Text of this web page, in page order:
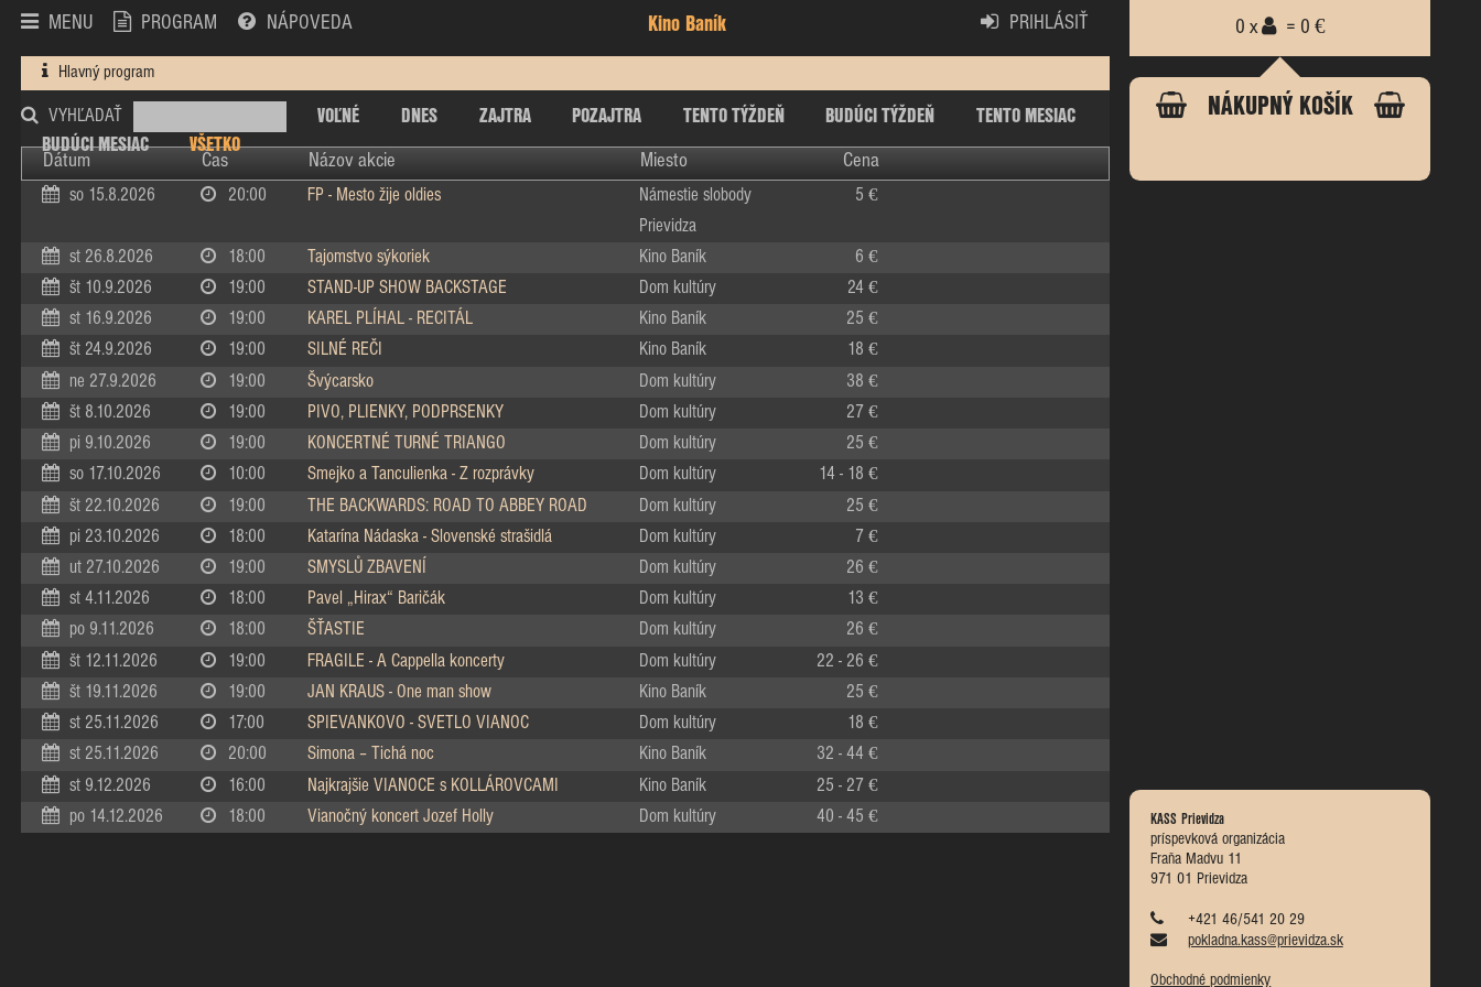
MENU PROGRAM NÁPOVEDA Kino Baník PRIHLÁSIŤ
Hlavný program
VYHĽADAŤ VOĽNÉ DNES ZAJTRA POZAJTRA TENTO TÝŽDEŇ BUDÚCI TÝŽDEŇ
TENTO MESIAC
BUDÚCI MESIAC
VŠETKO
Dátum Čas Názov akcie Miesto Cena
0 x = 0 €
NÁKUPNÝ KOŠÍK
KASS Prievidza
príspevková organizácia
Fraňa Madvu 11
971 01 Prievidza
+421 46/541 20 29
pokladna.kass@prievidza.sk
Obchodné podmienky
so 15.8.2026 20:00 FP - Mesto žije oldies
Námestie slobody
Prievidza
5 €
st 26.8.2026 18:00 Tajomstvo sýkoriek Kino Baník 6 €
št 10.9.2026 19:00 STAND-UP SHOW BACKSTAGE Dom kultúry 24 €
st 16.9.2026 19:00 KAREL PLÍHAL - RECITÁL Kino Baník 25 €
št 24.9.2026 19:00 SILNÉ REČI Kino Baník 18 €
ne 27.9.2026 19:00 Švýcarsko Dom kultúry 38 €
št 8.10.2026 19:00 PIVO, PLIENKY, PODPRSENKY Dom kultúry 27 €
pi 9.10.2026 19:00 KONCERTNÉ TURNÉ TRIANGO Dom kultúry 25 €
so 17.10.2026 10:00 Smejko a Tanculienka - Z rozprávky Dom kultúry 14 - 18 €
št 22.10.2026 19:00 THE BACKWARDS: ROAD TO ABBEY ROAD Dom kultúry 25 €
pi 23.10.2026 18:00 Katarína Nádaska - Slovenské strašidlá Dom kultúry 7 €
ut 27.10.2026 19:00 SMYSLŮ ZBAVENÍ Dom kultúry 26 €
st 4.11.2026 18:00 Pavel „Hirax“ Baričák Dom kultúry 13 €
po 9.11.2026 18:00 ŠŤASTIE Dom kultúry 26 €
št 12.11.2026 19:00 FRAGILE - A Cappella koncerty Dom kultúry 22 - 26 €
št 19.11.2026 19:00 JAN KRAUS - One man show Kino Baník 25 €
st 25.11.2026 17:00 SPIEVANKOVO - SVETLO VIANOC Dom kultúry 18 €
st 25.11.2026 20:00 Simona – Tichá noc Kino Baník 32 - 44 €
st 9.12.2026 16:00 Najkrajšie VIANOCE s KOLLÁROVCAMI Kino Baník 25 - 27 €
po 14.12.2026 18:00 Vianočný koncert Jozef Holly Dom kultúry 40 - 45 €